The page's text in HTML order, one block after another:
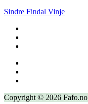
Sindre Findal Vinje
Copyright © 2026 Fafo.no